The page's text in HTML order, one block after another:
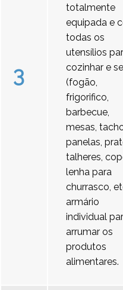
3
totalmente
equipada e
todas os
utensílios
cozinhar e
(fogão,
frigorifico,
barbecue,
mesas,
panelas,
talheres,
lenha para
churrasco,
armário
individual
arrumar os
produtos
alimentares.